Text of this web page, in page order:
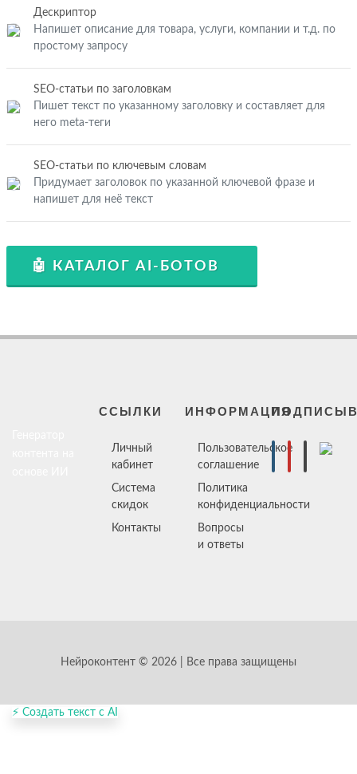
Дескриптор
Напишет описание для товара, услуги, компании и т.д. по
простому запросу
SEO-статьи по заголовкам
Пишет текст по указанному заголовку и составляет для
него meta-теги
SEO-статьи по ключевым словам
Придумает заголовок по указанной ключевой фразе и
напишет для неё текст
🤖 КАТАЛОГ AI-БОТОВ
ССЫЛКИ
Личный
кабинет
Система
скидок
Контакты
ИНФОРМАЦИЯ
Пользовательское
соглашение
Политика
конфиденциальности
Вопросы
и ответы
Нейроконтент © 2026 | Все права защищены
⚡ Создать текст с AI